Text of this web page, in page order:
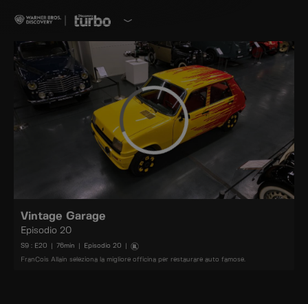
Vintage Garage
Episodio 20
S9 : E20 76min Episodio 20
FranCois Allain seleziona la migliore officina per restaurare auto famose.